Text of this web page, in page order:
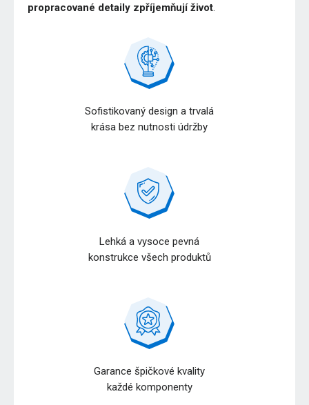
propracované detaily zpříjemňují život.
Sofistikovaný design a trvalá
krása bez nutnosti údržby
Lehká a vysoce pevná
konstrukce všech produktů
Garance špičkové kvality
každé komponenty